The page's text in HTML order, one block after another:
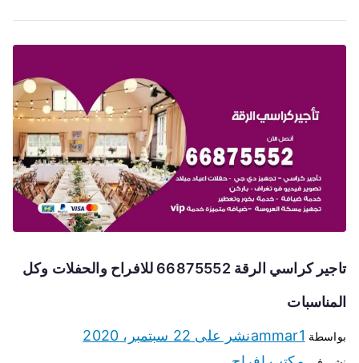
تاجير كراسي الرقة 66875552 للافراح والحفلات وكل
المناسبات
بواسطة ammar1نشر على 22 سبتمبر، 2020